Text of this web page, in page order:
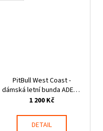
PitBull West Coast -
dámská letní bunda ADENA
růžová
1 200 Kč
DETAIL